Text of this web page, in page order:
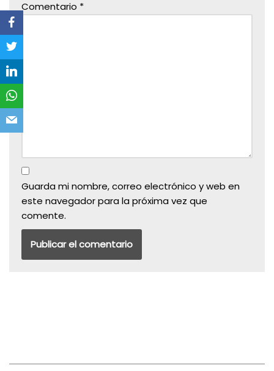
Comentario *
Guarda mi nombre, correo electrónico y web en
este navegador para la próxima vez que
comente.